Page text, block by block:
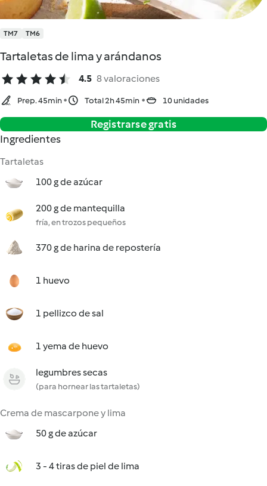
TM7 TM6
Tartaletas de lima y arándanos
4.5 8 valoraciones
Prep. 45min Total 2h 45min 10 unidades
Registrarse gratis
Ingredientes
Tartaletas
100 g de azúcar
200 g de mantequilla
fría, en trozos pequeños
370 g de harina de repostería
1 huevo
1 pellizco de sal
1 yema de huevo
legumbres secas
(para hornear las tartaletas)
Crema de mascarpone y lima
50 g de azúcar
3 - 4 tiras de piel de lima